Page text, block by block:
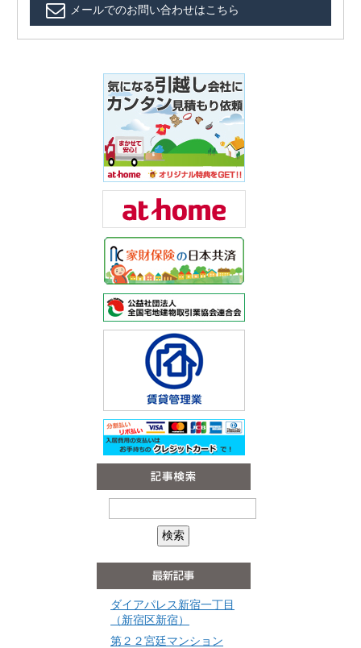
メールでのお問い合わせはこちら
ダイアパレス新宿一丁目
（新宿区新宿）
第２２宮廷マンション